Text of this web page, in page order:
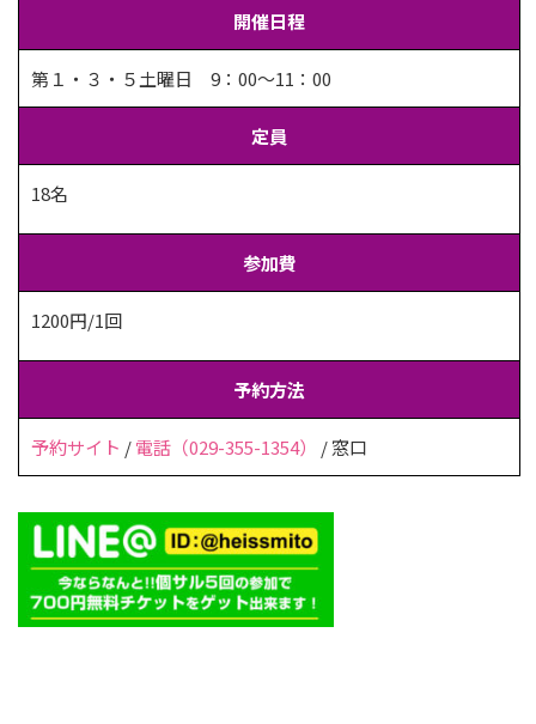
開催日程
第１・３・５土曜日 9：00〜11：00
定員
18名
参加費
1200円/1回
予約方法
予約サイト /電話（029-355-1354） / 窓口